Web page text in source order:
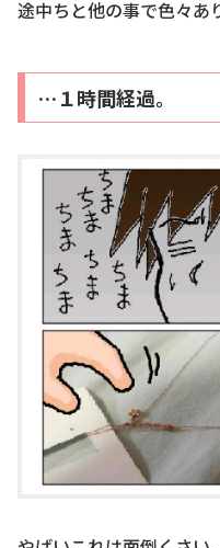
途中ちと他の事で色々
…１時間経過。